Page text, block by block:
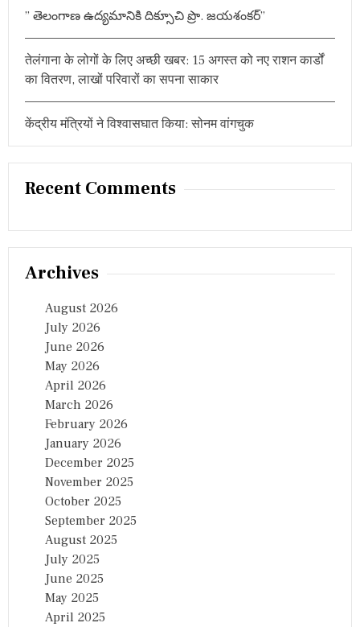
त्री
श
प
ग्र
” తెలంగాణ ఉద్యమానికి దిక్సూచి ప్రొ. జయశంకర్”
तेलंगाना के लोगों के लिए अच्छी खबर: 15 अगस्त को नए राशन कार्डों
का वितरण, लाखों परिवारों का सपना साकार
केंद्रीय मंत्रियों ने विश्वासघात किया: सोनम वांगचुक
Recent Comments
Archives
August 2026
July 2026
June 2026
May 2026
April 2026
March 2026
February 2026
January 2026
December 2025
November 2025
October 2025
September 2025
August 2025
July 2025
June 2025
May 2025
April 2025